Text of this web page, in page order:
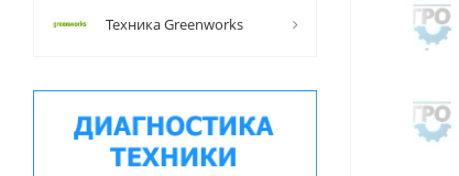
Техника Greenworks